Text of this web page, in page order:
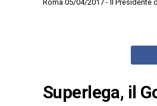
Roma 05/04/2017 - Il
Superlega, il